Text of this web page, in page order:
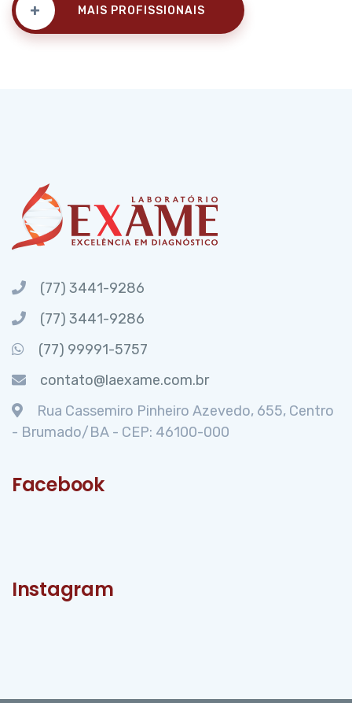
+ MAIS PROFISSIONAIS
(77) 3441-9286
(77) 3441-9286
(77) 99991-5757
contato@laexame.com.br
Rua Cassemiro Pinheiro Azevedo, 655, Centro
- Brumado/BA - CEP: 46100-000
Facebook
Instagram